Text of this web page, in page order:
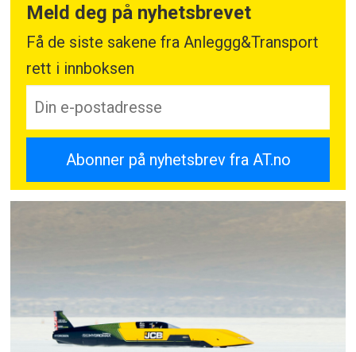
Meld deg på nyhetsbrevet
Få de siste sakene fra Anleggg&Transport
rett i innboksen